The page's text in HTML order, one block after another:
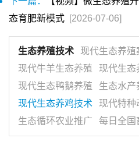
态育肥新模式 [2026-07-06]
生态养殖技术 现代生态养殖
现代牛羊生态养殖
现代生态
现代生态鸭鹅养殖
生态水产
现代生态养鸡技术
现代特种
生态循环农业推广
每日全国